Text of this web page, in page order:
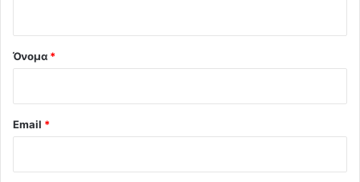
Όνομα *
Email *